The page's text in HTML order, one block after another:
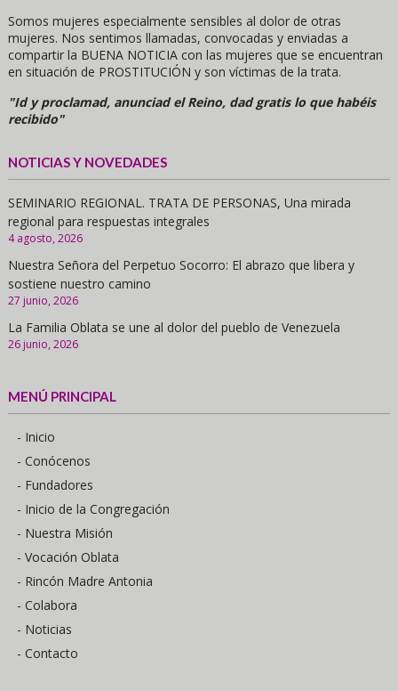
Somos mujeres especialmente sensibles al dolor de otras
mujeres. Nos sentimos llamadas, convocadas y enviadas a
compartir la BUENA NOTICIA con las mujeres que se encuentran
en situación de PROSTITUCIÓN y son víctimas de la trata.
"Id y proclamad, anunciad el Reino, dad gratis lo que habéis
recibido"
NOTICIAS Y NOVEDADES
SEMINARIO REGIONAL. TRATA DE PERSONAS, Una mirada
regional para respuestas integrales
4 agosto, 2026
Nuestra Señora del Perpetuo Socorro: El abrazo que libera y
sostiene nuestro camino
27 junio, 2026
La Familia Oblata se une al dolor del pueblo de Venezuela
26 junio, 2026
MENÚ PRINCIPAL
- Inicio
- Conócenos
- Fundadores
- Inicio de la Congregación
- Nuestra Misión
- Vocación Oblata
- Rincón Madre Antonia
- Colabora
- Noticias
- Contacto